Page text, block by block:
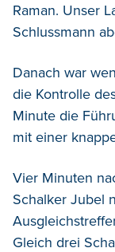
Raman. Unser
Schlussmann
Danach war
die Kontrolle
Minute die
mit einer
Vier Minuten
Schalker Jubel
Gleich drei